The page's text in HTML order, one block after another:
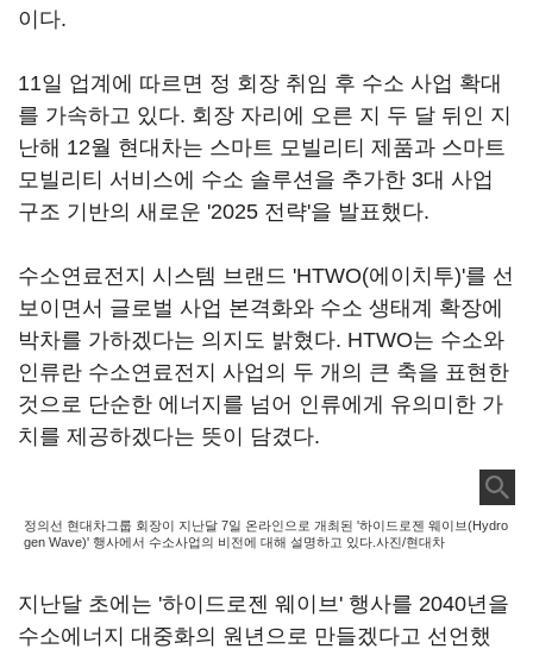
이다.
11일 업계에 따르면 정 회장 취임 후 수소 사업 확대
를 가속하고 있다. 회장 자리에 오른 지 두 달 뒤인 지
난해 12월 현대차는 스마트 모빌리티 제품과 스마트
모빌리티 서비스에 수소 솔루션을 추가한 3대 사업
구조 기반의 새로운 '2025 전략'을 발표했다.
수소연료전지 시스템 브랜드 'HTWO(에이치투)'를 선
보이면서 글로벌 사업 본격화와 수소 생태계 확장에
박차를 가하겠다는 의지도 밝혔다. HTWO는 수소와
인류란 수소연료전지 사업의 두 개의 큰 축을 표현한
것으로 단순한 에너지를 넘어 인류에게 유의미한 가
치를 제공하겠다는 뜻이 담겼다.
정의선 현대차그룹 회장이 지난달 7일 온라인으로 개최된 '하이드로젠 웨이브(Hydro
gen Wave)' 행사에서 수소사업의 비전에 대해 설명하고 있다.사진/현대차
지난달 초에는 '하이드로젠 웨이브' 행사를 2040년을
수소에너지 대중화의 원년으로 만들겠다고 선언했